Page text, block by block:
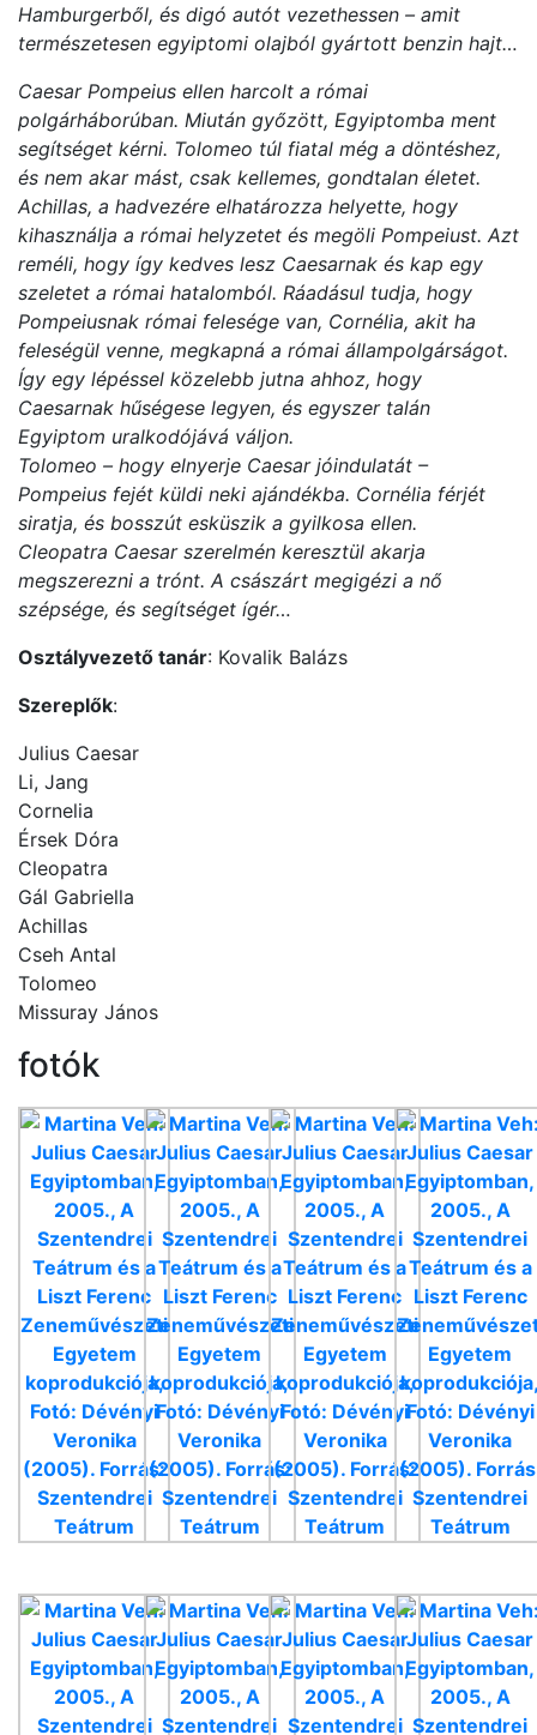
Hamburgerből, és digó autót vezethessen – amit
természetesen egyiptomi olajból gyártott benzin hajt…
Caesar Pompeius ellen harcolt a római
polgárháborúban. Miután győzött, Egyiptomba ment
segítséget kérni. Tolomeo túl fiatal még a döntéshez,
és nem akar mást, csak kellemes, gondtalan életet.
Achillas, a hadvezére elhatározza helyette, hogy
kihasználja a római helyzetet és megöli Pompeiust. Azt
reméli, hogy így kedves lesz Caesarnak és kap egy
szeletet a római hatalomból. Ráadásul tudja, hogy
Pompeiusnak római felesége van, Cornélia, akit ha
feleségül venne, megkapná a római állampolgárságot.
Így egy lépéssel közelebb jutna ahhoz, hogy
Caesarnak hűségese legyen, és egyszer talán
Egyiptom uralkodójává váljon.
Tolomeo – hogy elnyerje Caesar jóindulatát –
Pompeius fejét küldi neki ajándékba. Cornélia férjét
siratja, és bosszút esküszik a gyilkosa ellen.
Cleopatra Caesar szerelmén keresztül akarja
megszerezni a trónt. A császárt megigézi a nő
szépsége, és segítséget ígér…
Osztályvezető tanár: Kovalik Balázs
Szereplők:
Julius Caesar
Li, Jang
Cornelia
Érsek Dóra
Cleopatra
Gál Gabriella
Achillas
Cseh Antal
Tolomeo
Missuray János
fotók